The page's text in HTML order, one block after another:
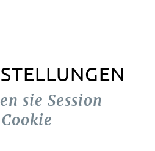
sie Session